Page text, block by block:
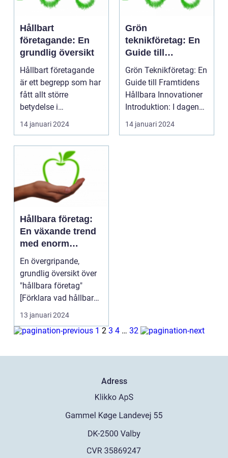
Hållbart
företagande: En
grundlig översikt
Hållbart företagande
är ett begrepp som har
fått allt större
betydelse i
affärsvärlden de
senaste år...
14 januari 2024
Grön
teknikföretag: En
Guide till
Framtidens
Hållbara
Innovationer
Grön Teknikföretag: En
Guide till Framtidens
Hållbara Innovationer
Introduktion: I dagens
samhälle ...
14 januari 2024
Hållbara företag:
En växande trend
med enorm
potential
En övergripande,
grundlig översikt över
"hållbara företag"
[Förklara vad hållbara
företag är och vi...
13 januari 2024
1 2 3 4 … 32
Adress